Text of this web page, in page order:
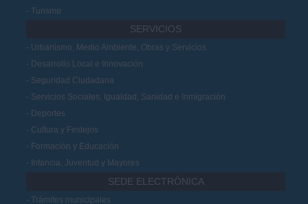
Turismo
SERVICIOS
Urbanismo, Medio Ambiente, Obras y Servicios
Desarrollo Local e Innovación
Seguridad Ciudadana
Servicios Sociales, Igualdad, Sanidad e Inmigración
Deportes
Cultura y Festejos
Formación y Educación
Infancia, Juventud y Mayores
SEDE ELECTRÓNICA
Trámites municipales